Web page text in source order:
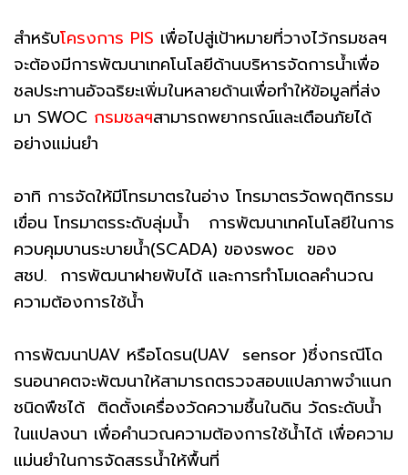
สำหรับโครงการ PIS เพื่อไปสู่เป้าหมายที่วางไว้กรมชลฯ
จะต้องมีการพัฒนาเทคโนโลยีด้านบริหารจัดการน้ำเพื่อ
ชลประทานอัจฉริยะเพิ่มในหลายด้านเพื่อทำให้ข้อมูลที่ส่ง
มา SWOC กรมชลฯสามารถพยากรณ์และเตือนภัยได้
อย่างแม่นยำ
อาทิ การจัดให้มีโทรมาตรในอ่าง โทรมาตรวัดพฤติกรรม
เขื่อน โทรมาตรระดับลุ่มน้ำ การพัฒนาเทคโนโลยีในการ
ควบคุมบานระบายน้ำ(SCADA) ของswoc ของ
สชป. การพัฒนาฝายพับได้ และการทำโมเดลคำนวณ
ความต้องการใช้น้ำ
การพัฒนาUAV หรือโดรน(UAV sensor )ซึ่งกรณีโด
รนอนาคตจะพัฒนาให้สามารถตรวจสอบแปลภาพจำแนก
ชนิดพืชได้ ติดตั้งเครื่องวัดความชื้นในดิน วัดระดับน้ำ
ในแปลงนา เพื่อคำนวณความต้องการใช้น้ำได้ เพื่อความ
แม่นยำในการจัดสรรน้ำให้พื้นที่